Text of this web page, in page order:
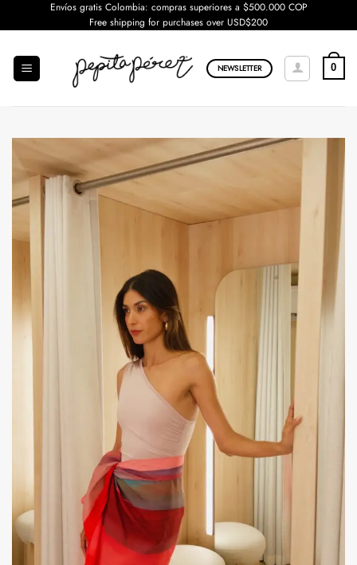
al
Envíos gratis Colombia: compras superiores a $500.000 COP
Free shipping for purchases over USD$200
NEWSLETTER 0